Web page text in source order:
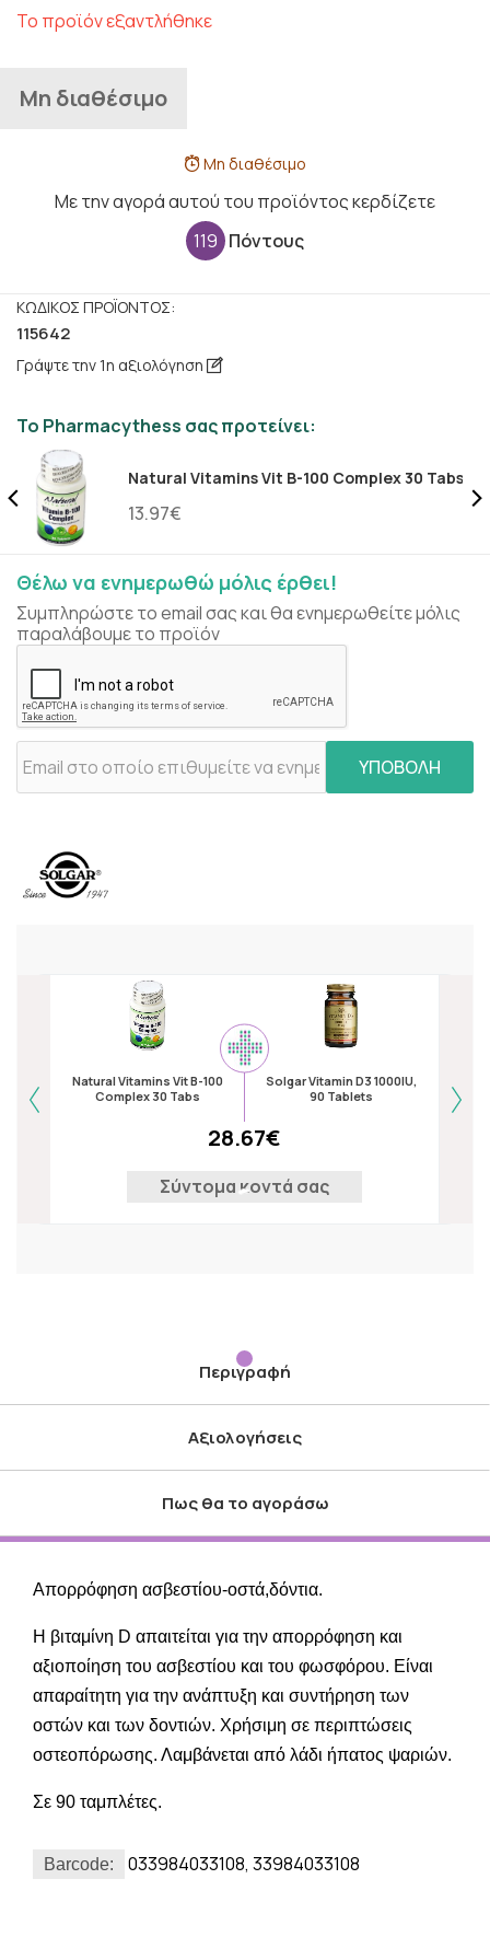
Το προϊόν εξαντλήθηκε
Μη διαθέσιμο
Μη διαθέσιμο
Με την αγορά αυτού του προϊόντος κερδίζετε
119 Πόντους
ΚΩΔΙΚΌΣ ΠΡΟΪΌΝΤΟΣ:
115642
Γράψτε την 1η αξιολόγηση
Το Pharmacythess σας προτείνει:
Natural Vitamins Vit B-100 Complex 30 Tabs
13.97€
Θέλω να ενημερωθώ μόλις έρθει!
Συμπληρώστε το email σας και θα ενημερωθείτε μόλις
παραλάβουμε το προϊόν
ΥΠΟΒΟΛΗ
Natural Vitamins Vit B-100
Complex 30 Tabs
Solgar Vitamin D3 1000IU,
90 Tablets
28.67€
Σύντομα κοντά σας
Περιγραφή
Αξιολογήσεις
Πως θα το αγοράσω
Απορρόφηση ασβεστίου-οστά,δόντια.
Η βιταμίνη D απαιτείται για την απορρόφηση και
αξιοποίηση του ασβεστίου και του φωσφόρου. Είναι
απαραίτητη για την ανάπτυξη και συντήρηση των
οστών και των δοντιών. Χρήσιμη σε περιπτώσεις
οστεοπόρωσης. Λαμβάνεται από λάδι ήπατος ψαριών.
Σε 90 ταμπλέτες.
Barcode: 033984033108, 33984033108